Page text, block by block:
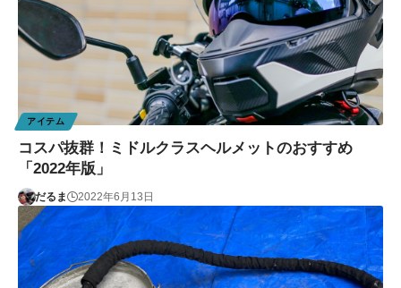
アイテム
コスパ抜群！ミドルクラスヘルメットのおすすめ
「2022年版」
だるま 2022年6月13日